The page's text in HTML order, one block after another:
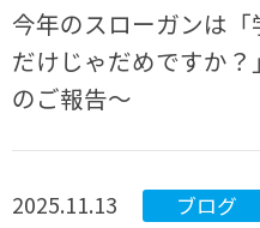
今年のスローガンは
だけじゃだめですか
のご報告～
2025.11.13 ブログ